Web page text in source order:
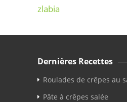
zlabia
Dernières Recettes
Roulades de crêpes au
Pâte à crêpes salée